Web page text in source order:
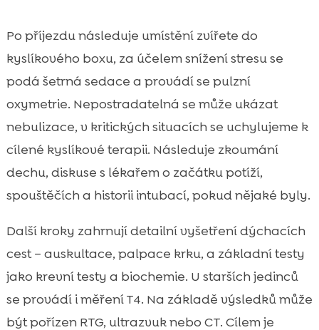
Po příjezdu následuje umístění zvířete do
kyslíkového boxu, za účelem snížení stresu se
podá šetrná sedace a provádí se pulzní
oxymetrie. Nepostradatelná se může ukázat
nebulizace, v kritických situacích se uchylujeme k
cílené kyslíkové terapii. Následuje zkoumání
dechu, diskuse s lékařem o začátku potíží,
spouštěčích a historii intubací, pokud nějaké byly.
Další kroky zahrnují detailní vyšetření dýchacích
cest – auskultace, palpace krku, a základní testy
jako krevní testy a biochemie. U starších jedinců
se provádí i měření T4. Na základě výsledků může
být pořízen RTG, ultrazvuk nebo CT. Cílem je